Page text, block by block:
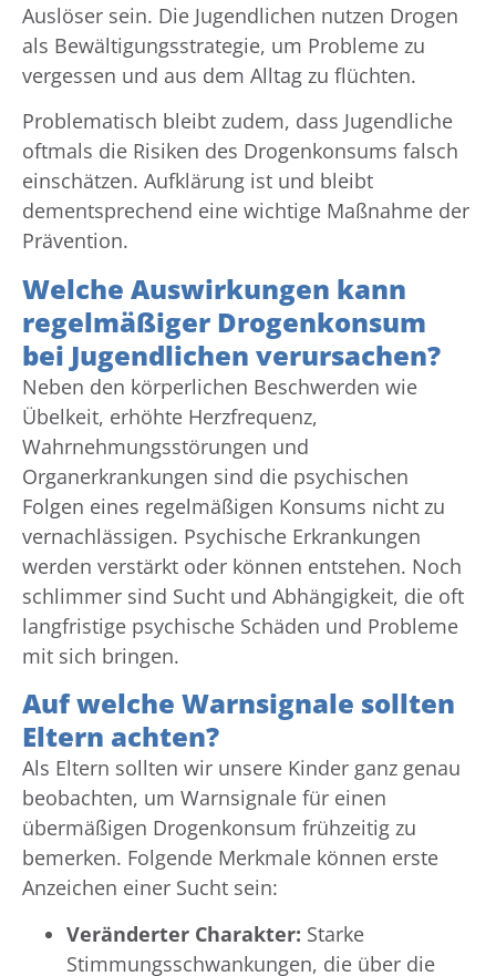
Auslöser sein. Die Jugendlichen nutzen Drogen
als Bewältigungsstrategie, um Probleme zu
vergessen und aus dem Alltag zu flüchten.
Problematisch bleibt zudem, dass Jugendliche
oftmals die Risiken des Drogenkonsums falsch
einschätzen. Aufklärung ist und bleibt
dementsprechend eine wichtige Maßnahme der
Prävention.
Welche Auswirkungen kann
regelmäßiger Drogenkonsum
bei Jugendlichen verursachen?
Neben den körperlichen Beschwerden wie
Übelkeit, erhöhte Herzfrequenz,
Wahrnehmungsstörungen und
Organerkrankungen sind die psychischen
Folgen eines regelmäßigen Konsums nicht zu
vernachlässigen. Psychische Erkrankungen
werden verstärkt oder können entstehen. Noch
schlimmer sind Sucht und Abhängigkeit, die oft
langfristige psychische Schäden und Probleme
mit sich bringen.
Auf welche Warnsignale sollten
Eltern achten?
Als Eltern sollten wir unsere Kinder ganz genau
beobachten, um Warnsignale für einen
übermäßigen Drogenkonsum frühzeitig zu
bemerken. Folgende Merkmale können erste
Anzeichen einer Sucht sein:
Veränderter Charakter: Starke
Stimmungsschwankungen, die über die